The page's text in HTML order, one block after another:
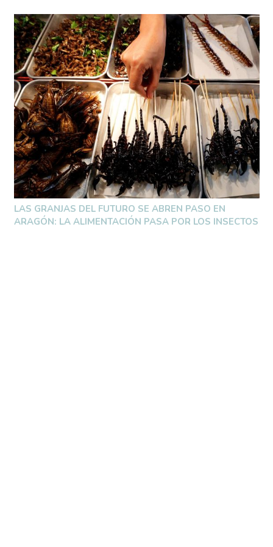
LAS GRANJAS DEL FUTURO SE ABREN PASO EN
ARAGÓN: LA ALIMENTACIÓN PASA POR LOS INSECTOS